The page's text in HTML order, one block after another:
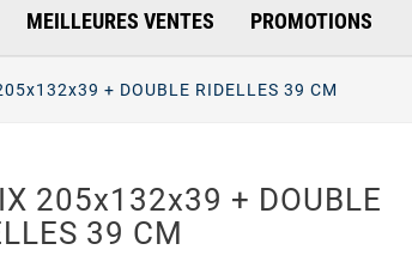
MEILLEURES VENTES PROMOTIONS
+ DOUBLE RIDELLES 39 CM
205x132x39 + DOUBLE
39 CM